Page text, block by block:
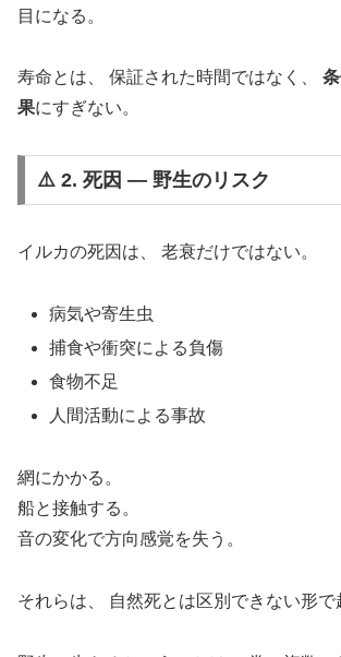
目になる。
寿命とは、 保証された時間ではなく、
果にすぎない。
⚠️ 2. 死因 ― 野生のリスク
イルカの死因は、 老衰だけではない。
病気や寄生虫
捕食や衝突による負傷
食物不足
人間活動による事故
網にかかる。
船と接触する。
音の変化で方向感覚を失う。
それらは、 自然死とは区別できない形で